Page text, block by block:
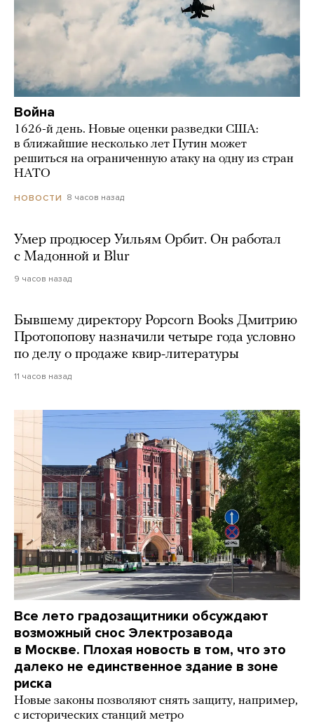
Война
1626-й день. Новые оценки разведки США:
в ближайшие несколько лет Путин может
решиться на ограниченную атаку на одну из стран
НАТО
НОВОСТИ 8 часов назад
Умер продюсер Уильям Орбит. Он работал
с Мадонной и Blur
9 часов назад
Бывшему директору Popcorn Books Дмитрию
Протопопову назначили четыре года условно
по делу о продаже квир-литературы
11 часов назад
Все лето градозащитники обсуждают
возможный снос Электрозавода
в Москве. Плохая новость в том, что это
далеко не единственное здание в зоне
риска
Новые законы позволяют снять защиту, например,
с исторических станций метро